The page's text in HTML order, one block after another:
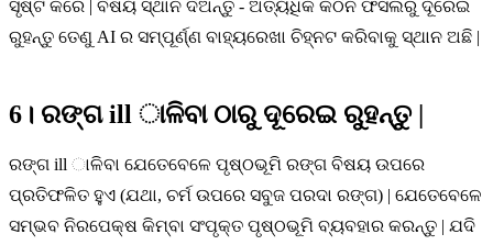
ସୃଷ୍ଟି କରେ | ବିଷୟ ସ୍ଥାନ ଦିଅନ୍ତୁ - ଅତ୍ୟଧିକ କଠିନ ଫସଲରୁ ଦୂରେଇ
ରୁହନ୍ତୁ ତେଣୁ AI ର ସମ୍ପୂର୍ଣ୍ଣ ବାହ୍ୟରେଖା ଚିହ୍ନଟ କରିବାକୁ ସ୍ଥାନ ଅଛି |
6। ରଙ୍ଗ ill ାଳିବା ଠାରୁ ଦୂରେଇ ରୁହନ୍ତୁ |
ରଙ୍ଗ ill ାଳିବା ଯେତେବେଳେ ପୃଷ୍ଠଭୂମି ରଙ୍ଗ ବିଷୟ ଉପରେ
ପ୍ରତିଫଳିତ ହୁଏ (ଯଥା, ଚର୍ମ ଉପରେ ସବୁଜ ପରଦା ରଙ୍ଗ) | ଯେତେବେଳେ
ସମ୍ଭବ ନିରପେକ୍ଷ କିମ୍ବା ସଂପୃକ୍ତ ପୃଷ୍ଠଭୂମି ବ୍ୟବହାର କରନ୍ତୁ | ଯଦି